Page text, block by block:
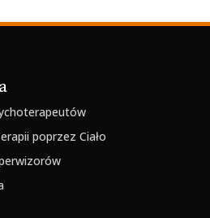
poprzez Ciało